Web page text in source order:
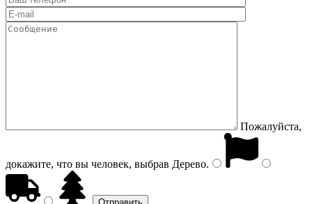
Пожалуйста,
докажите, что вы человек, выбрав Дерево.